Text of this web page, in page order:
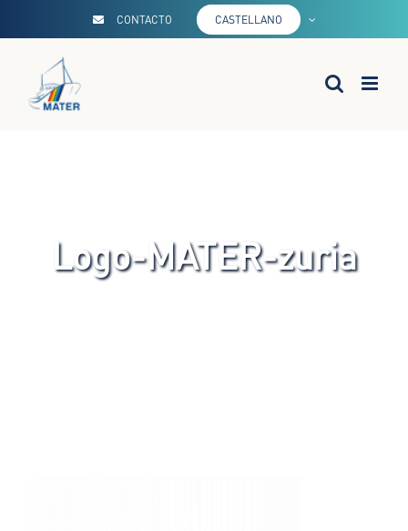
contenido
CONTACTO CASTELLANO
Logo-MATER-zuria